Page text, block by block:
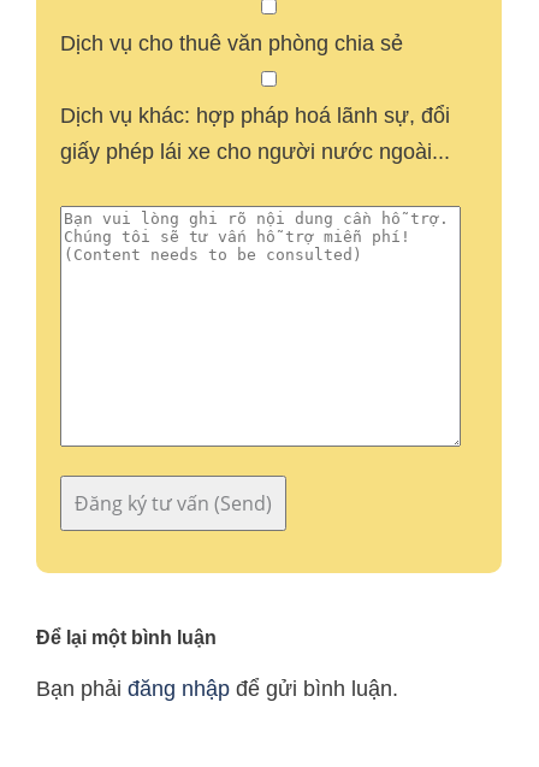
Dịch vụ cho thuê văn phòng chia sẻ
Dịch vụ khác: hợp pháp hoá lãnh sự, đổi
giấy phép lái xe cho người nước ngoài...
Để lại một bình luận
Bạn phải đăng nhập để gửi bình luận.